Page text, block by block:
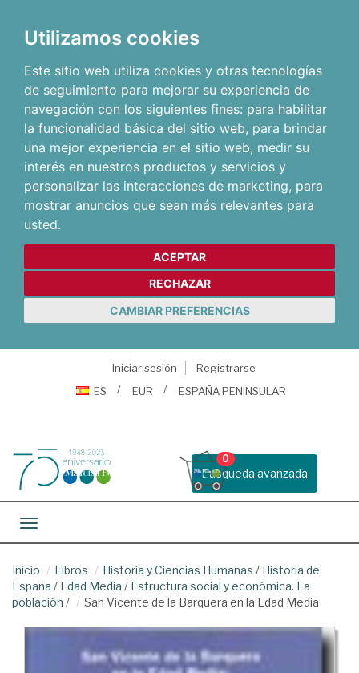
Utilizamos cookies
Este sitio web utiliza cookies y otras tecnologías
de seguimiento para mejorar su experiencia de
navegación con los siguientes fines: para habilitar
la funcionalidad básica del sitio web, para brindar
una mejor experiencia en el sitio web, medir su
interés en nuestros productos y servicios y
personalizar las interacciones de marketing, para
mostrar anuncios que sean más relevantes para
usted.
ACEPTAR
RECHAZAR
CAMBIAR PREFERENCIAS
Iniciar sesión
Registrarse
ES
EUR ESPAÑA PENINSULAR
Busqueda avanzada
0
Toggle navigation
Inicio Libros Historia y Ciencias Humanas / Historia de
España / Edad Media / Estructura social y económica. La
población / San Vicente de la Barquera en la Edad Media